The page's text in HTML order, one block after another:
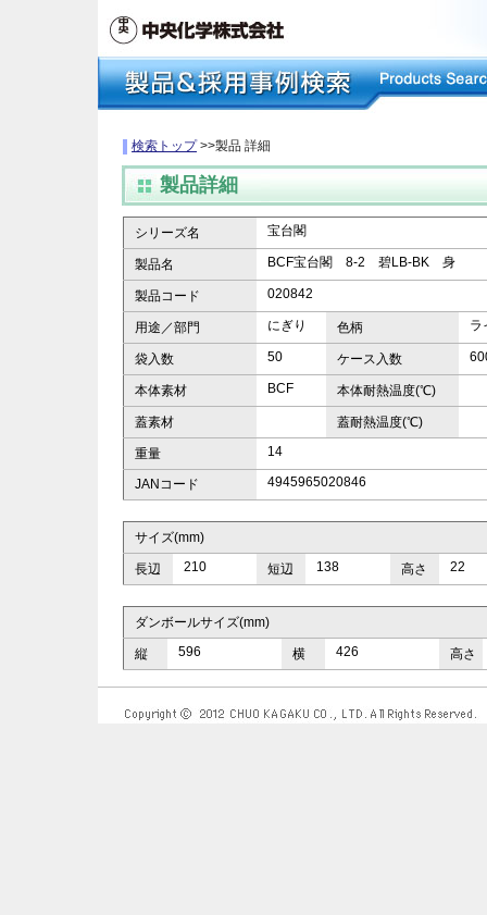
検索トップ>>製品 詳細
製品詳細
シリーズ名 宝台閣
製品名 BCF宝台閣 8-2 碧LB-BK 身
製品コード 020842
用途／部門 にぎり 色柄 ラ
袋入数 50 ケース入数
本体素材 BCF 本体耐熱温度(℃)
蓋素材 蓋耐熱温度(℃)
重量 14
JANコード 4945965020846
サイズ(mm)
長辺 210 短辺 138 高さ 22
ダンボールサイズ(mm)
縦 596 横 426 高さ